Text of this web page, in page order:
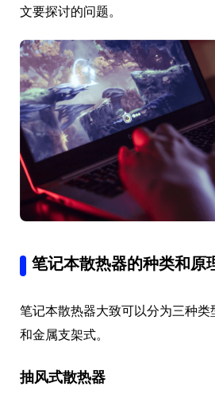
文要探讨的问题。
笔记本散热器的种类和原
笔记本散热器大致可以分为三种类
和金属支架式。
抽风式散热器